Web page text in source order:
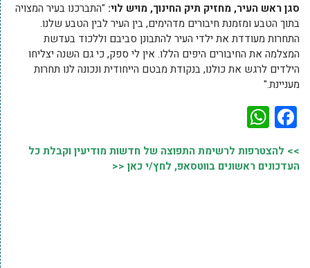
סגן ראש העיר, מחזיק תיק החינוך, מויש לוי: "התברכנו בעיר המצויה
בתוך הטבע ומזמנת חיבורים מדהימים, בין העיר לבין הטבע שלנו.
התחרות מעודדת את ילדי העיר להתבונן סביבם וללכוד בעדשת
המצלמה את החיבורים היפים הללו. אין לי ספק, כי גם השנה יצליחו
הילדים לרגש את כולנו, בנקודת מבטם הייחודית ונכונה לנו תחרות
מעניינת."
Facebook
>> להצטרפות לרשימת התפוצה של חדשות מודיעין וקבלת כל
העדכונים ראשונים בווטסאפ, לחץ/י כאן <<